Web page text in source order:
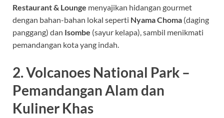
Restaurant & Lounge menyajikan hidangan gourmet
dengan bahan-bahan lokal seperti Nyama Choma (daging
panggang) dan Isombe (sayur kelapa), sambil menikmati
pemandangan kota yang indah.
2. Volcanoes National Park –
Pemandangan Alam dan
Kuliner Khas